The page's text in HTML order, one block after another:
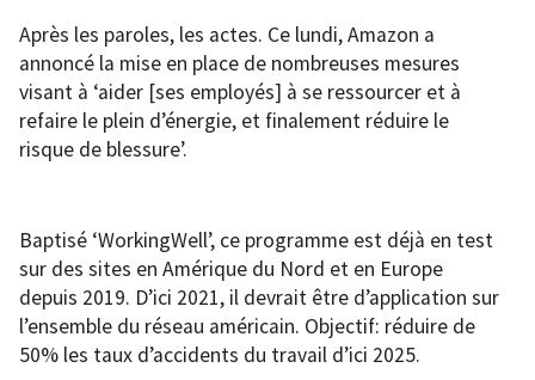
Après les paroles, les actes. Ce lundi, Amazon a
annoncé la mise en place de nombreuses mesures
visant à ‘aider [ses employés] à se ressourcer et à
refaire le plein d’énergie, et finalement réduire le
risque de blessure’.
Baptisé ‘WorkingWell’, ce programme est déjà en test
sur des sites en Amérique du Nord et en Europe
depuis 2019. D’ici 2021, il devrait être d’application sur
l’ensemble du réseau américain. Objectif: réduire de
50% les taux d’accidents du travail d’ici 2025.